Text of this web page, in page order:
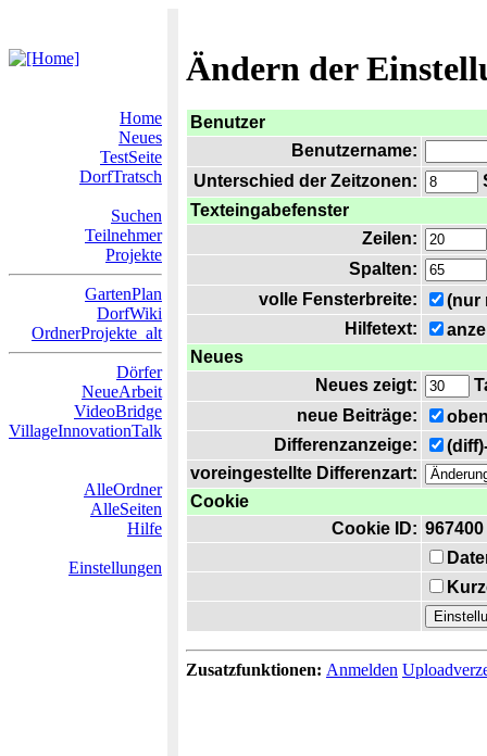
Ändern der
Home
Neues
TestSeite
DorfTratsch
Suchen
Teilnehmer
Projekte
GartenPlan
DorfWiki
OrdnerProjekte_alt
Dörfer
NeueArbeit
VideoBridge
VillageInnovationTalk
AlleOrdner
AlleSeiten
Hilfe
Einstellungen
Benutzer
Benutzername:
Unterschied der Zeitzonen:
Texteingabefenster
Zeilen:
Spalten:
volle Fensterbreite:
(nur
Hilfetext:
Neues
Neues zeigt:
neue Beiträge:
Differenzanzeige:
voreingestellte Differenzart:
Cookie
Cookie ID: 967400
Zusatzfunktionen: Anmelden